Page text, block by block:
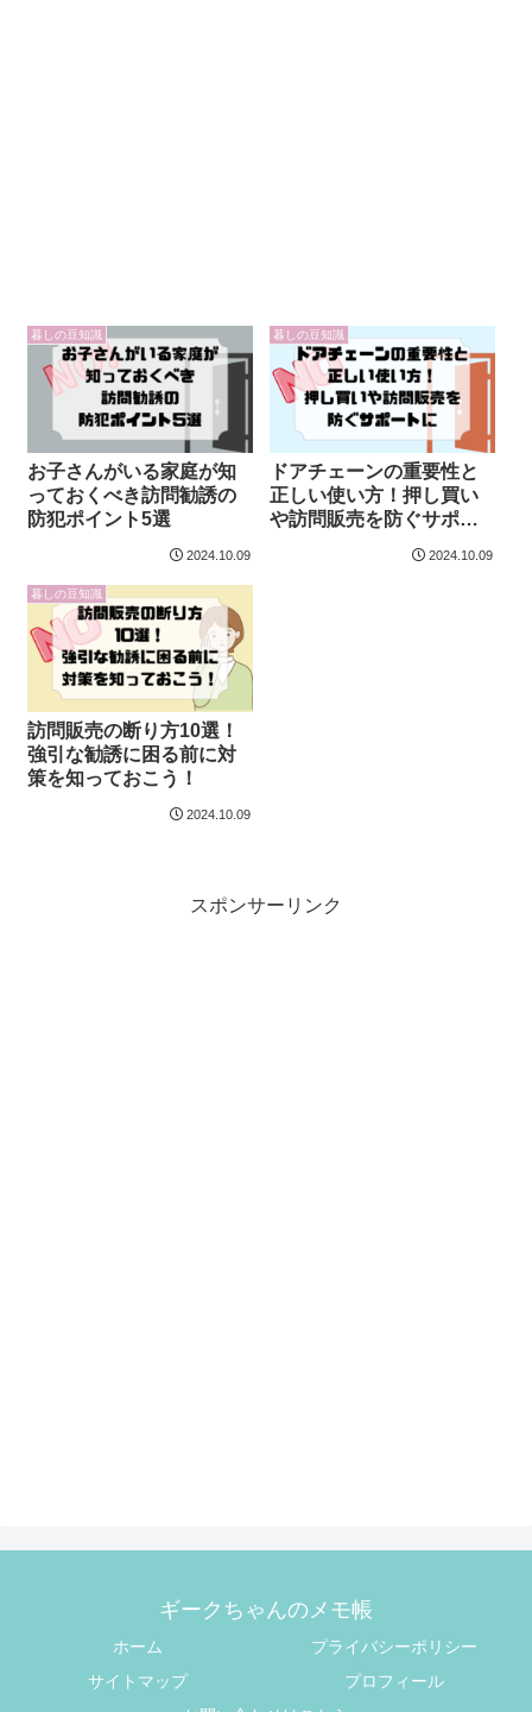
暮しの豆知識
お子さんがいる家庭が知
っておくべき訪問勧誘の
防犯ポイント5選
2024.10.09
暮しの豆知識
ドアチェーンの重要性と
正しい使い方！押し買い
や訪問販売を防ぐサポー
2024.10.09
暮しの豆知識
訪問販売の断り方10選！
強引な勧誘に困る前に対
策を知っておこう！
2024.10.09
スポンサーリンク
ギークちゃんのメモ帳
ホーム
プライバシーポリシー
サイトマップ
プロフィール